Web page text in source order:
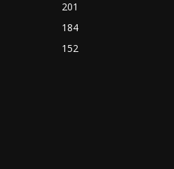
201
184
152